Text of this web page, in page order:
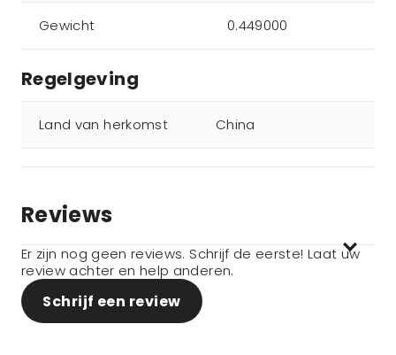
Gewicht 0.449000
Regelgeving
Land van herkomst China
Reviews
Er zijn nog geen reviews. Schrijf de eerste! Laat uw
review achter en help anderen.
Schrijf een review